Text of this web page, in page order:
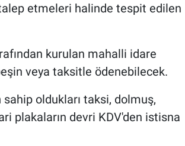
etmeleri halinde tespit edilen
kurulan mahalli idare
veya taksitle ödenebilecek.
oldukları taksi, dolmuş,
plakaların devri KDV'den istisna